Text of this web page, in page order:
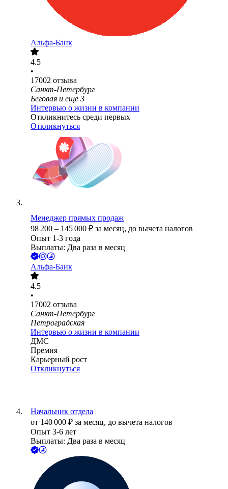
Альфа-Банк
4.5
•
17002 отзыва
Санкт-Петербург
Беговая и еще 3
Интервью о жизни в компании
Откликнитесь среди первых
Откликнуться
Менеджер прямых продаж
98 200 – 145 000 ₽ за месяц, до вычета налогов
Опыт 1-3 года
Выплаты: Два раза в месяц
Альфа-Банк
4.5
•
17002 отзыва
Санкт-Петербург
Петроградская
Интервью о жизни в компании
ДМС
Премия
Карьерный рост
Откликнуться
Начальник отдела
от 140 000 ₽ за месяц, до вычета налогов
Опыт 3-6 лет
Выплаты: Два раза в месяц